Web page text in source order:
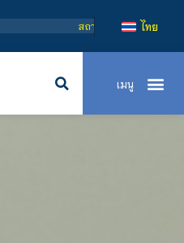
ดา เป็นสถาบันอุดมศึกษาในกำกับของรัฐ
ไทย